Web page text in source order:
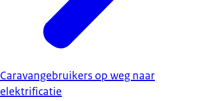
Caravangebruikers op weg naar
elektrificatie